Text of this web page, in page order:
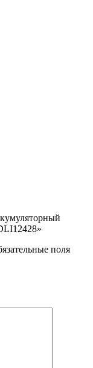
поля